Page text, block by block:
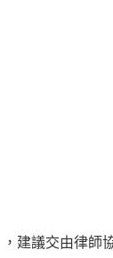
建議交由律師